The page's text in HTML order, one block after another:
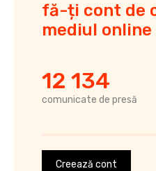
fă-ți cont de
mediul online
12 134
comunicate de presă
Creează cont